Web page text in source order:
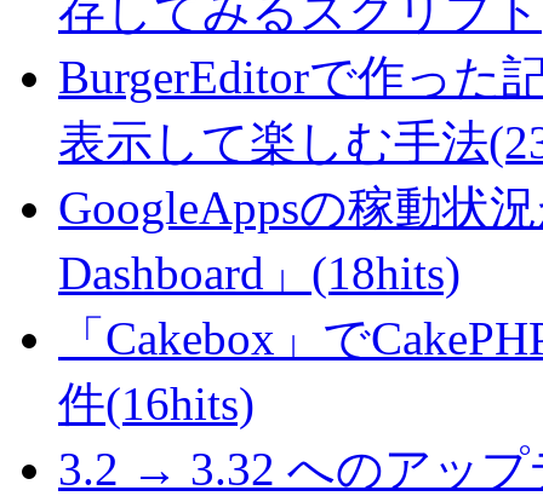
存してみるスクリプ
BurgerEditorで作った
表示して楽しむ手法
GoogleAppsの稼動状
Dashboard」(18hits)
「Cakebox」で
件(16hits)
3.2 → 3.32 へのアップ